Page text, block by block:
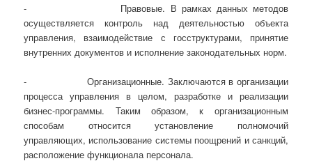
- Правовые. В рамках данных методов
осуществляется контроль над деятельностью объекта
управления, взаимодействие с госструктурами, принятие
внутренних документов и исполнение законодательных норм.
- Организационные. Заключаются в организации
процесса управления в целом, разработке и реализации
бизнес-программы. Таким образом, к организационным
способам относится установление полномочий
управляющих, использование системы поощрений и санкций,
расположение функционала персонала.